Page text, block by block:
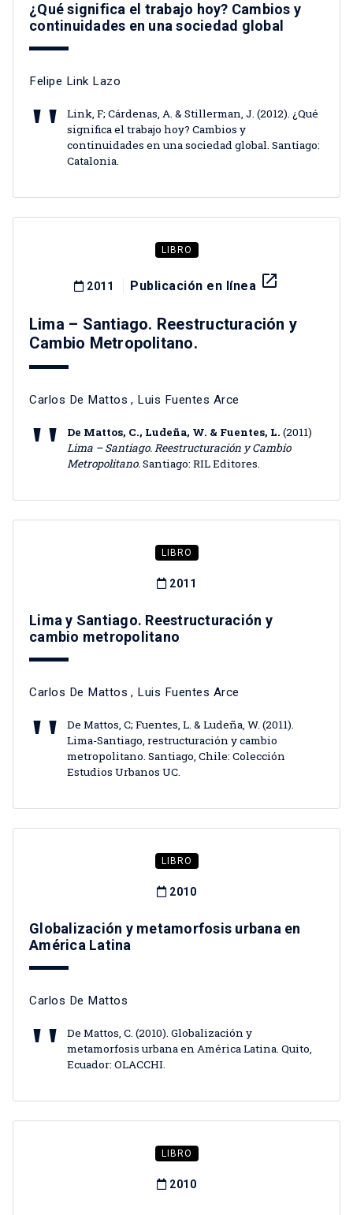
¿Qué significa el trabajo hoy? Cambios y
continuidades en una sociedad global
Felipe Link Lazo
Link, F; Cárdenas, A. & Stillerman, J. (2012). ¿Qué
significa el trabajo hoy? Cambios y
continuidades en una sociedad global. Santiago:
Catalonia.
LIBRO
2011 Publicación en línea launch
Lima – Santiago. Reestructuración y
Cambio Metropolitano.
Carlos De Mattos , Luis Fuentes Arce
De Mattos, C., Ludeña, W. & Fuentes, L. (2011)
Lima – Santiago. Reestructuración y Cambio
Metropolitano.Santiago: RIL Editores.
LIBRO
2011
Lima y Santiago. Reestructuración y
cambio metropolitano
Carlos De Mattos , Luis Fuentes Arce
De Mattos, C; Fuentes, L. & Ludeña, W. (2011).
Lima-Santiago, restructuración y cambio
metropolitano. Santiago, Chile: Colección
Estudios Urbanos UC.
LIBRO
2010
Globalización y metamorfosis urbana en
América Latina
Carlos De Mattos
De Mattos, C. (2010). Globalización y
metamorfosis urbana en América Latina. Quito,
Ecuador: OLACCHI.
LIBRO
2010